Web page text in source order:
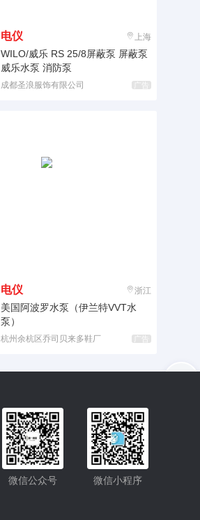
电仪 上海
WILO/威乐 RS 25/8屏蔽泵 屏蔽泵
威乐水泵 消防泵
成都圣浪服饰有限公司 广告
电仪 浙江
美国阿波罗水泵（伊兰特VVT水
泵）
杭州余杭区乔司贝来多鞋厂 广告
微信小程序
微信公众号
小程序更便捷的查找产品